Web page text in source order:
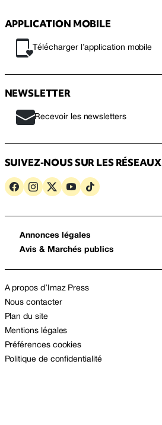
APPLICATION MOBILE
Télécharger l’application mobile
NEWSLETTER
Recevoir les newsletters
SUIVEZ-NOUS SUR LES RÉSEAUX
Annonces légales
Avis & Marchés publics
A propos d’Imaz Press
Nous contacter
Plan du site
Mentions légales
Préférences cookies
Politique de confidentialité